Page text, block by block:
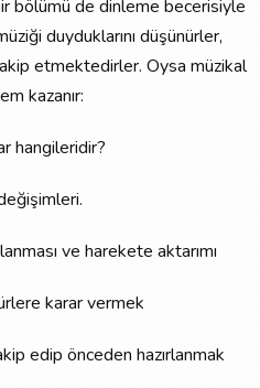
bölümü de dinleme becerisiyle
duyduklarını düşünürler,
etmektedirler. Oysa müzikal
kazanır:
hangileridir?
ve harekete aktarımı
karar vermek
edip önceden hazırlanmak